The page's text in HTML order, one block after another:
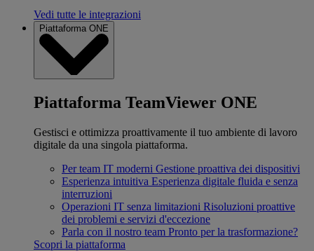
Vedi tutte le integrazioni
Piattaforma ONE
Piattaforma TeamViewer ONE
Gestisci e ottimizza proattivamente il tuo ambiente di lavoro
digitale da una singola piattaforma.
Per team IT moderni Gestione proattiva dei dispositivi
Esperienza intuitiva Esperienza digitale fluida e senza
interruzioni
Operazioni IT senza limitazioni Risoluzioni proattive
dei problemi e servizi d'eccezione
Parla con il nostro team Pronto per la trasformazione?
Scopri la piattaforma